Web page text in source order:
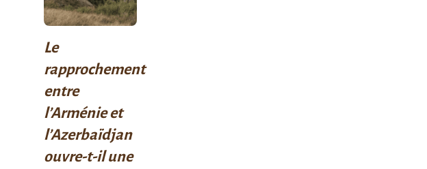
Le
rapprochement
entre
l’Arménie et
l’Azerbaïdjan
ouvre-t-il une